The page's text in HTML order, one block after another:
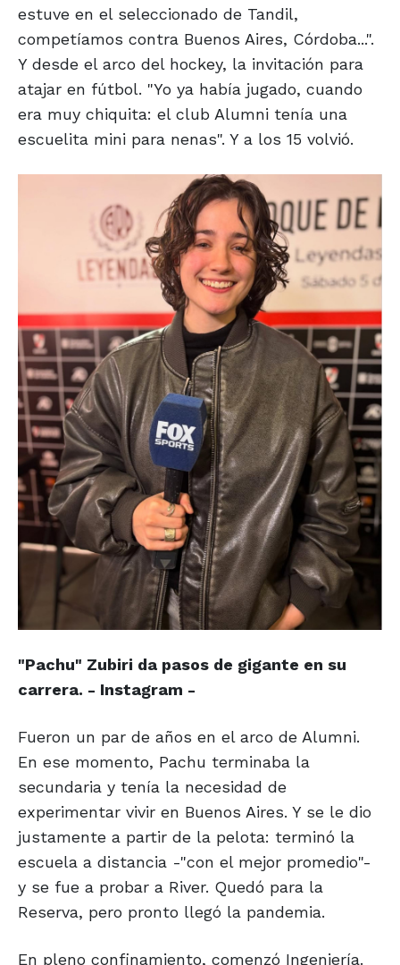
estuve en el seleccionado de Tandil,
competíamos contra Buenos Aires, Córdoba...".
Y desde el arco del hockey, la invitación para
atajar en fútbol. "Yo ya había jugado, cuando
era muy chiquita: el club Alumni tenía una
escuelita mini para nenas". Y a los 15 volvió.
"Pachu" Zubiri da pasos de gigante en su
carrera. - Instagram -
Fueron un par de años en el arco de Alumni.
En ese momento, Pachu terminaba la
secundaria y tenía la necesidad de
experimentar vivir en Buenos Aires. Y se le dio
justamente a partir de la pelota: terminó la
escuela a distancia -"con el mejor promedio"-
y se fue a probar a River. Quedó para la
Reserva, pero pronto llegó la pandemia.
En pleno confinamiento, comenzó Ingeniería.